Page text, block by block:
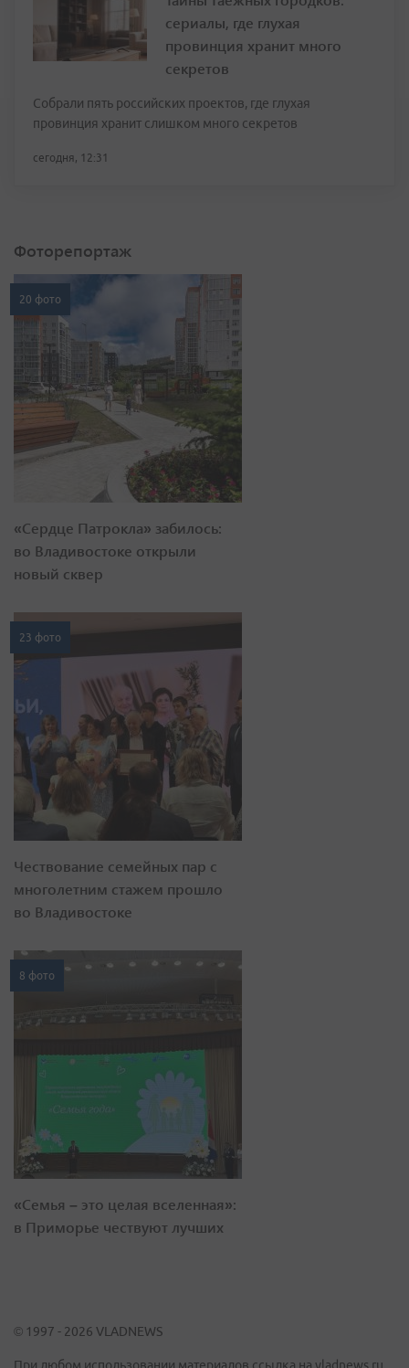
сериалы, где глухая
провинция хранит много
секретов
Собрали пять российских проектов, где глухая
провинция хранит слишком много секретов
сегодня, 12:31
Фоторепортаж
20 фото
«Сердце Патрокла» забилось:
во Владивостоке открыли
новый сквер
23 фото
Чествование семейных пар с
многолетним стажем прошло
во Владивостоке
8 фото
«Семья – это целая вселенная»:
в Приморье чествуют лучших
© 1997 - 2026 VLADNEWS